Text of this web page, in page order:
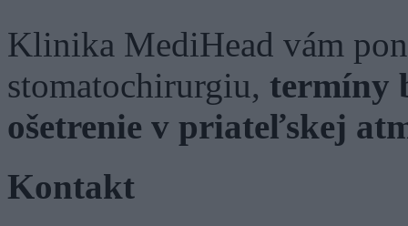
Klinika MediHead vám
stomatochirurgiu, termíny
ošetrenie v priateľskej
Kontakt